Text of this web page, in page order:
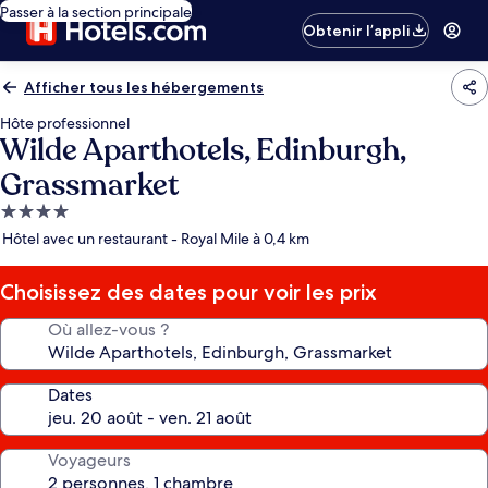
Passer à la section principale
Obtenir l’appli
Afficher tous les hébergements
Hôte professionnel
Wilde Aparthotels, Edinburgh,
Grassmarket
Hébergement
4.0 étoiles
Hôtel avec un restaurant - Royal Mile à 0,4 km
Choisissez des dates pour voir les prix
Où allez-vous ?
Dates
Voyageurs